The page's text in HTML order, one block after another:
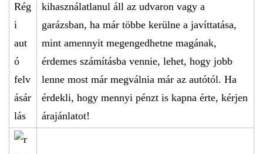
kihasználatlanul áll az udvaron vagy a
garázsban, ha már többe kerülne a javíttatása,
mint amennyit megengedhetne magának,
érdemes számításba vennie, lehet, hogy jobb
lenne most már megválnia már az autótól. Ha
érdekli, hogy mennyi pénzt is kapna érte, kérjen
árajánlatot!